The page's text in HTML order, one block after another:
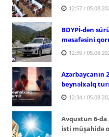
12:57 /
BDYPİ-dən
məsafəsini
12:39 /
Azərbaycanın
beynəlxalq
12:34 /
Avqustun 6-da
isti müşahidə